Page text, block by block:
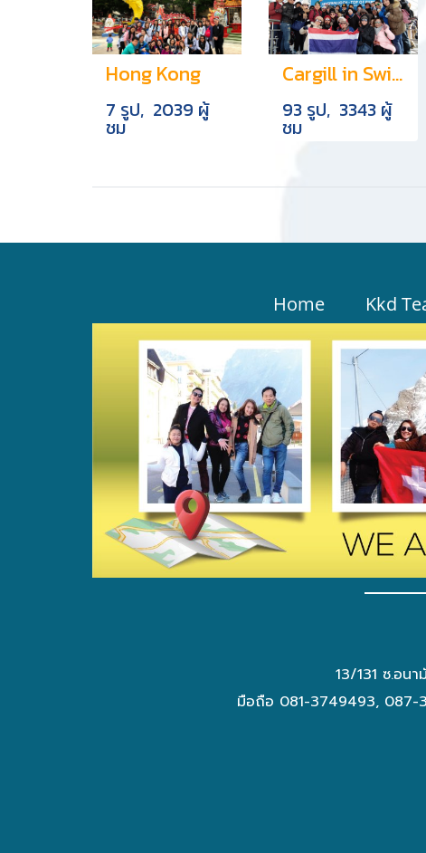
Hong Kong
7 รูป, 2039 ผู้
ชม
Cargill in Switzerland
93 รูป, 3343 ผู้
ชม
Home Kkd
13/131 ซ.อน
มือถือ 081-3749493, 087-